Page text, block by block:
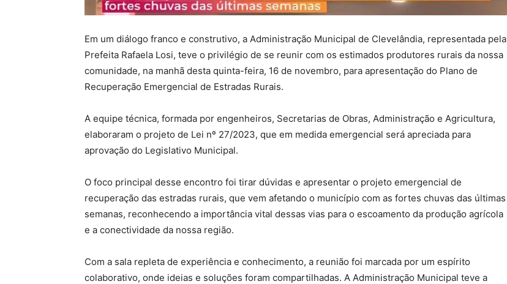
Em um diálogo franco e construtivo, a Administração Municipal de Clevelândia, representada pela
Prefeita Rafaela Losi, teve o privilégio de se reunir com os estimados produtores rurais da nossa
comunidade, na manhã desta quinta-feira, 16 de novembro, para apresentação do Plano de
Recuperação Emergencial de Estradas Rurais.
A equipe técnica, formada por engenheiros, Secretarias de Obras, Administração e Agricultura,
elaboraram o projeto de Lei nº 27/2023, que em medida emergencial será apreciada para
aprovação do Legislativo Municipal.
O foco principal desse encontro foi tirar dúvidas e apresentar o projeto emergencial de
recuperação das estradas rurais, que vem afetando o município com as fortes chuvas das últimas
semanas, reconhecendo a importância vital dessas vias para o escoamento da produção agrícola
e a conectividade da nossa região.
Com a sala repleta de experiência e conhecimento, a reunião foi marcada por um espírito
colaborativo, onde ideias e soluções foram compartilhadas. A Administração Municipal teve a